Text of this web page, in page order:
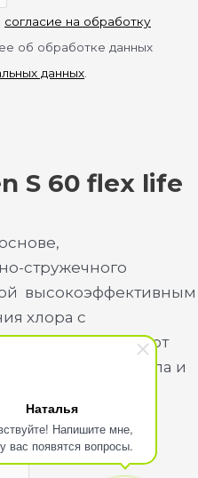
Наталья
Напишите мне,
вас появятся вопросы.
согласие на обработку
об обработке данных
данных.
S 60 flex life
стружечного
высокоэффективным
хлора с
обеспечивают
поверхностям пола и